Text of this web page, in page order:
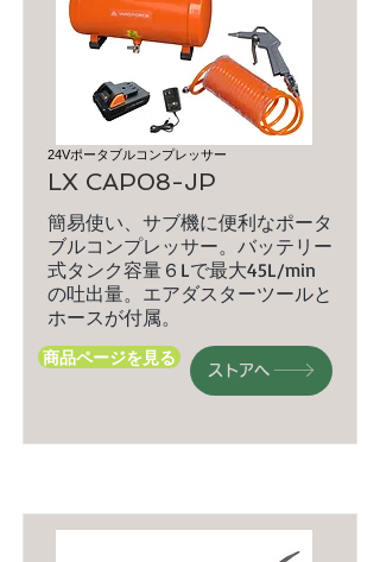
24Vポータブルコンプレッサー
LX CAP08-JP
簡易使い、サブ機に便利なポータ
ブルコンプレッサー。バッテリー
式タンク容量６Lで最大45L/min
の吐出量。エアダスターツールと
ホースが付属。
商品ページを見る
ストアへ